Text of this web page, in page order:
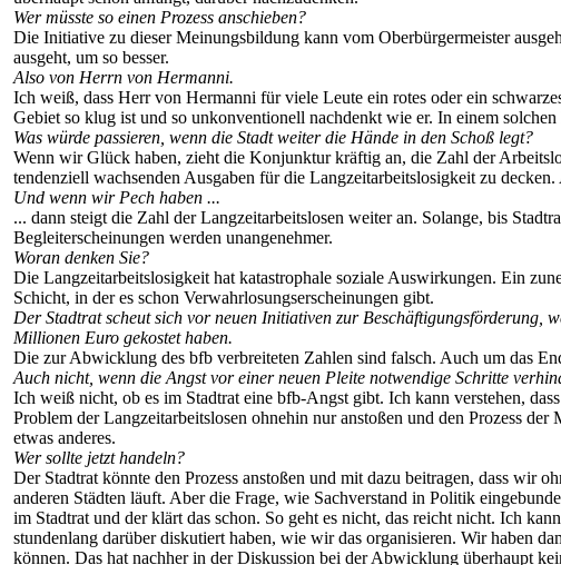
Wer müsste so einen Prozess anschieben?
Die Initiative zu dieser Meinungsbildung kann vom Oberbürgermeister
ausgeht, um so besser.
Also von Herrn von Hermanni.
Ich weiß, dass Herr von Hermanni für viele Leute ein rotes oder ein
Gebiet so klug ist und so unkonventionell nachdenkt wie er. In einem
Was würde passieren, wenn die Stadt weiter die Hände in den Schoß legt?
Wenn wir Glück haben, zieht die Konjunktur kräftig an, die Zahl der
tendenziell wachsenden Ausgaben für die Langzeitarbeitslosigkeit zu
Und wenn wir Pech haben ...
... dann steigt die Zahl der Langzeitarbeitslosen weiter an. Solange, bis
Begleiterscheinungen werden unangenehmer.
Woran denken Sie?
Die Langzeitarbeitslosigkeit hat katastrophale soziale Auswirkungen. Ein
Schicht, in der es schon Verwahrlosungserscheinungen gibt.
Der Stadtrat scheut sich vor neuen Initiativen zur Beschäftigungsförderung,
Millionen Euro gekostet haben.
Die zur Abwicklung des bfb verbreiteten Zahlen sind falsch. Auch um das
Auch nicht, wenn die Angst vor einer neuen Pleite notwendige Schritte
Ich weiß nicht, ob es im Stadtrat eine bfb-Angst gibt. Ich kann verstehen,
Problem der Langzeitarbeitslosen ohnehin nur anstoßen und den Prozess
etwas anderes.
Wer sollte jetzt handeln?
Der Stadtrat könnte den Prozess anstoßen und mit dazu beitragen, dass wir
anderen Städten läuft. Aber die Frage, wie Sachverstand in Politik
im Stadtrat und der klärt das schon. So geht es nicht, das reicht nicht. Ich
stundenlang darüber diskutiert haben, wie wir das organisieren. Wir haben
können. Das hat nachher in der Diskussion bei der Abwicklung überhaupt